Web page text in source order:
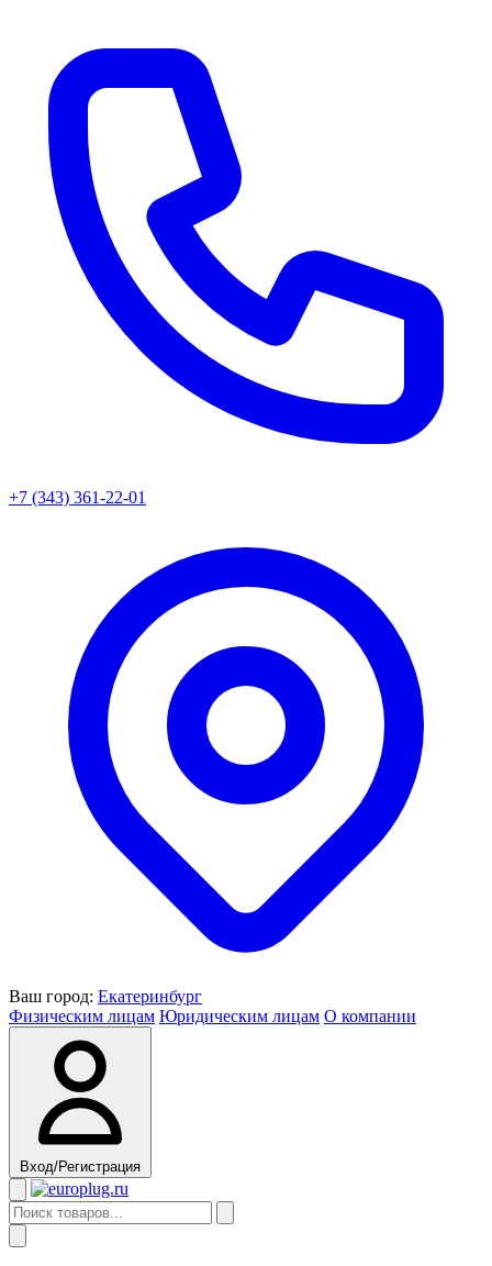
+7 (343) 361-22-01
Ваш город: Екатеринбург
Физическим лицам Юридическим лицам О компании
Вход/Регистрация